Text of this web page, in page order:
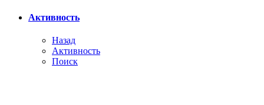
Активность
Назад
Активность
Поиск